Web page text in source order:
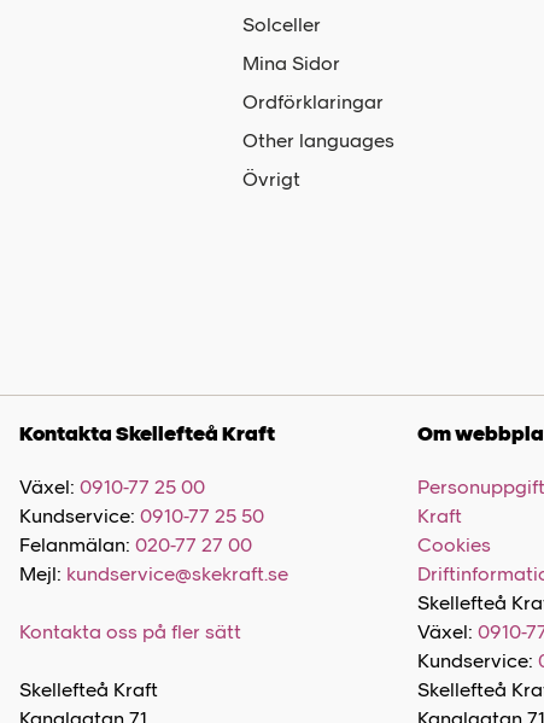
Solceller
Mina Sidor
Ordförklaringar
Other languages
Övrigt
Kontakta Skellefteå Kraft
Växel: 0910-77 25 00
Kundservice: 0910-77 25 50
Felanmälan: 020-77 27 00
Mejl: kundservice@skekraft.se
Kontakta oss på fler sätt
Skellefteå Kraft
Om
Kraft
Cookies
Skellefteå
Växel: 0910-
Kundservice:
Skellefteå